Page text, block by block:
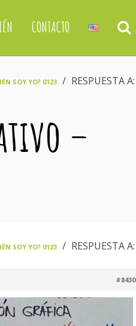
CONTACTO
SOY YO? 0123
RESPUESTA A:
–
SOY YO? 0123
RESPUESTA A:
#8430